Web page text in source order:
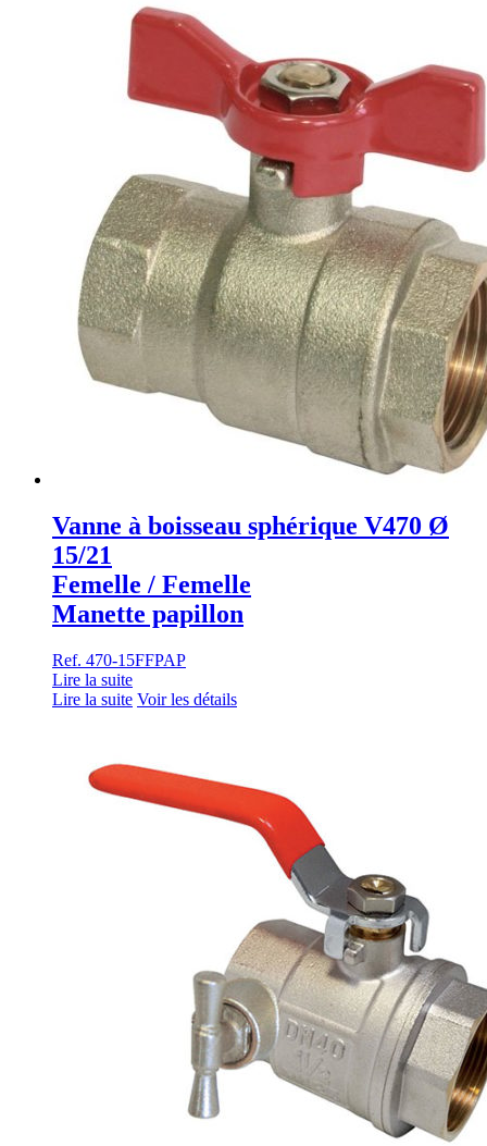
Vanne à boisseau sphérique V470 Ø
15/21
Femelle / Femelle
Manette papillon
Ref. 470-15FFPAP
Lire la suite
Lire la suite Voir les détails